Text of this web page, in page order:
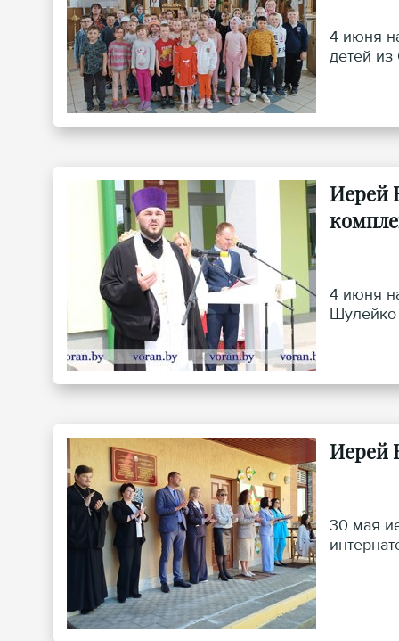
4 июня
детей
Иерей
4 июня
Шулейко
Иерей
30 мая